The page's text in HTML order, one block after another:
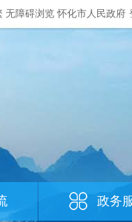
无障碍浏览怀化市人民政府
政务